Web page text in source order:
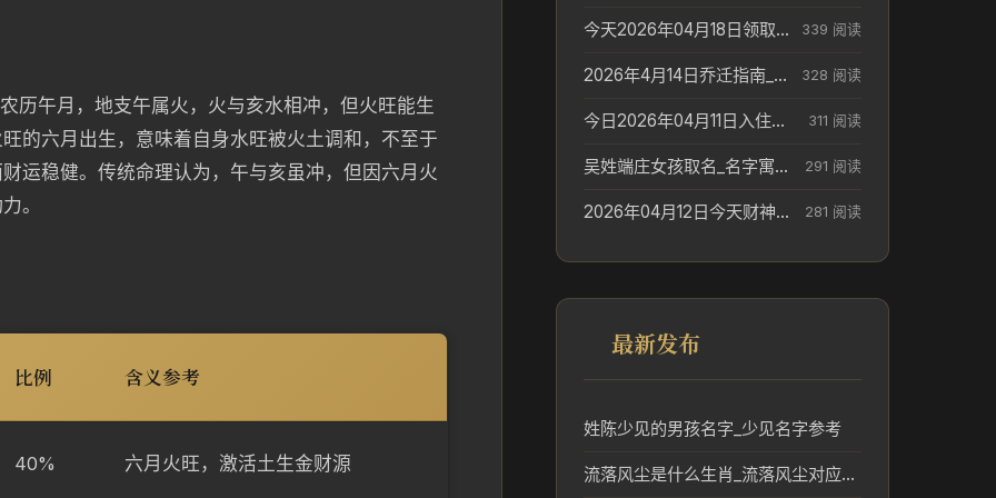
历午月，地支午属火，火与亥水相冲，但火旺能生
的六月出生，意味着自身水旺被火土调和，不至于
运稳健。传统命理认为，午与亥虽冲，但因六月火
。
比例 含义参考
40% 六月火旺，激活土生金财源
今天2026年04月18日领取结婚证老黄历不适合吗_领证日期参考 339 阅读
2026年4月14日乔迁指南_搬家择日参考 328 阅读
今日2026年04月11日入住新居老黄历不适宜吗_搬家择日参考 311 阅读
吴姓端庄女孩取名_名字寓意参考 291 阅读
2026年04月12日今天财神在哪个吉位_财神方位参考 281 阅读
最新发布
姓陈少见的男孩名字_少见名字参考
流落风尘是什么生肖_流落风尘对应的生肖文化解读